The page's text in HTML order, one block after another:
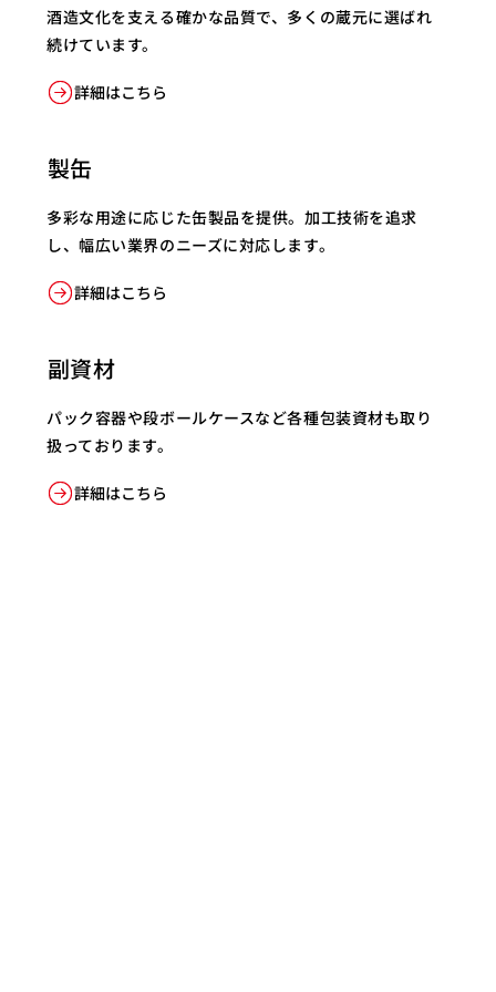
酒造文化を支える確かな品質で、多くの蔵元に選ばれ
続けています。
詳細はこちら
​製缶
多彩な用途に応じた缶製品を提供。加工技術を追求
し、幅広い業界のニーズに対応します。
詳細はこちら
​副資材
パック容器や段ボールケースなど各種包装資材も取り
扱っております。
詳細はこちら